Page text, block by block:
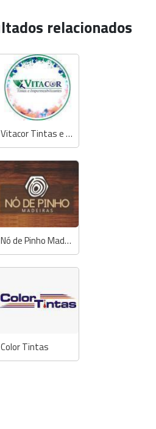
relacionados
Vitacor Tintas e Impermeabilizantes
Nó de Pinho Madeiras
Color Tintas